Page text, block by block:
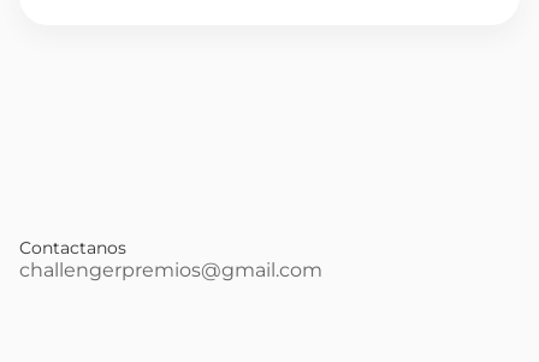
Contactanos
challengerpremios@gmail.com